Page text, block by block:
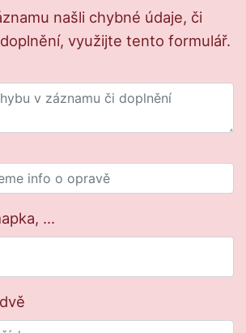
našli chybné údaje, či
využijte tento formulář.
...